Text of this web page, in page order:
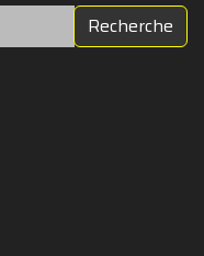
Recherche